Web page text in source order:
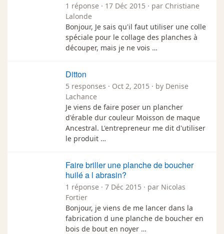
1 réponse · 17 Déc 2015 · par Christiane
Lalonde
Bonjour, Je sais qu'il faut utiliser une colle
spéciale pour le collage des planches à
découper, mais je ne vois …
Ditton
5 responses · Oct 2, 2015 · by Denise
Lachance
Je viens de faire poser un plancher
d'érable dur couleur Moisson de maque
Ancestral. L'entrepreneur me dit d'utiliser
le produit …
Faire briller une planche de boucher
huilé a l abrasin?
1 réponse · 7 Déc 2015 · par Nicolas
Fortier
Bonjour, je viens de me lancer dans la
fabrication d une planche de boucher en
bois de bout en noyer …